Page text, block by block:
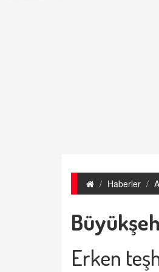
Haberler
Erken